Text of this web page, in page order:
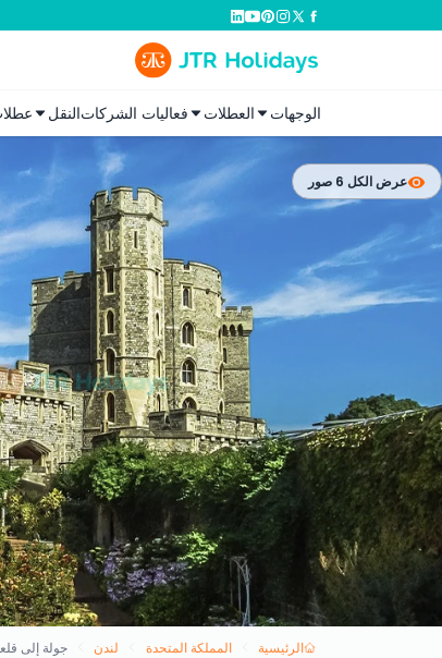
الوجهات العطلات فعاليات الشركاتالنقل
عرض الكل 6 صور
الرئيسية المملكة المتحدة لندن جولة إلى